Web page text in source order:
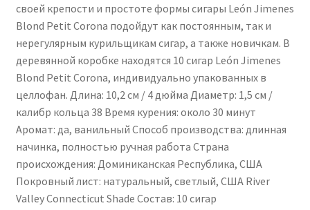
своей крепости и простоте формы сигары León Jimenes
Blond Petit Corona подойдут как постоянным, так и
нерегулярным курильщикам сигар, а также новичкам. В
деревянной коробке находятся 10 сигар León Jimenes
Blond Petit Corona, индивидуально упакованных в
целлофан. Длина: 10,2 см / 4 дюйма Диаметр: 1,5 см /
калибр кольца 38 Время курения: около 30 минут
Аромат: да, ванильный Способ производства: длинная
начинка, полностью ручная работа Страна
происхождения: Доминиканская Республика, США
Покровный лист: натуральный, светлый, США River
Valley Connecticut Shade Состав: 10 сигар